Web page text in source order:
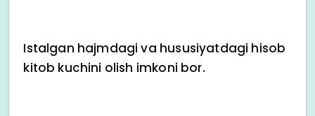
Istalgan hajmdagi va hususiyatdagi hisob
kitob kuchini olish imkoni bor.